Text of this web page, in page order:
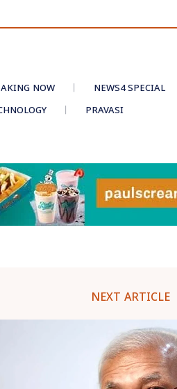
NOW NEWS4 SPECIAL
PRAVASI
NEXT ARTICLE